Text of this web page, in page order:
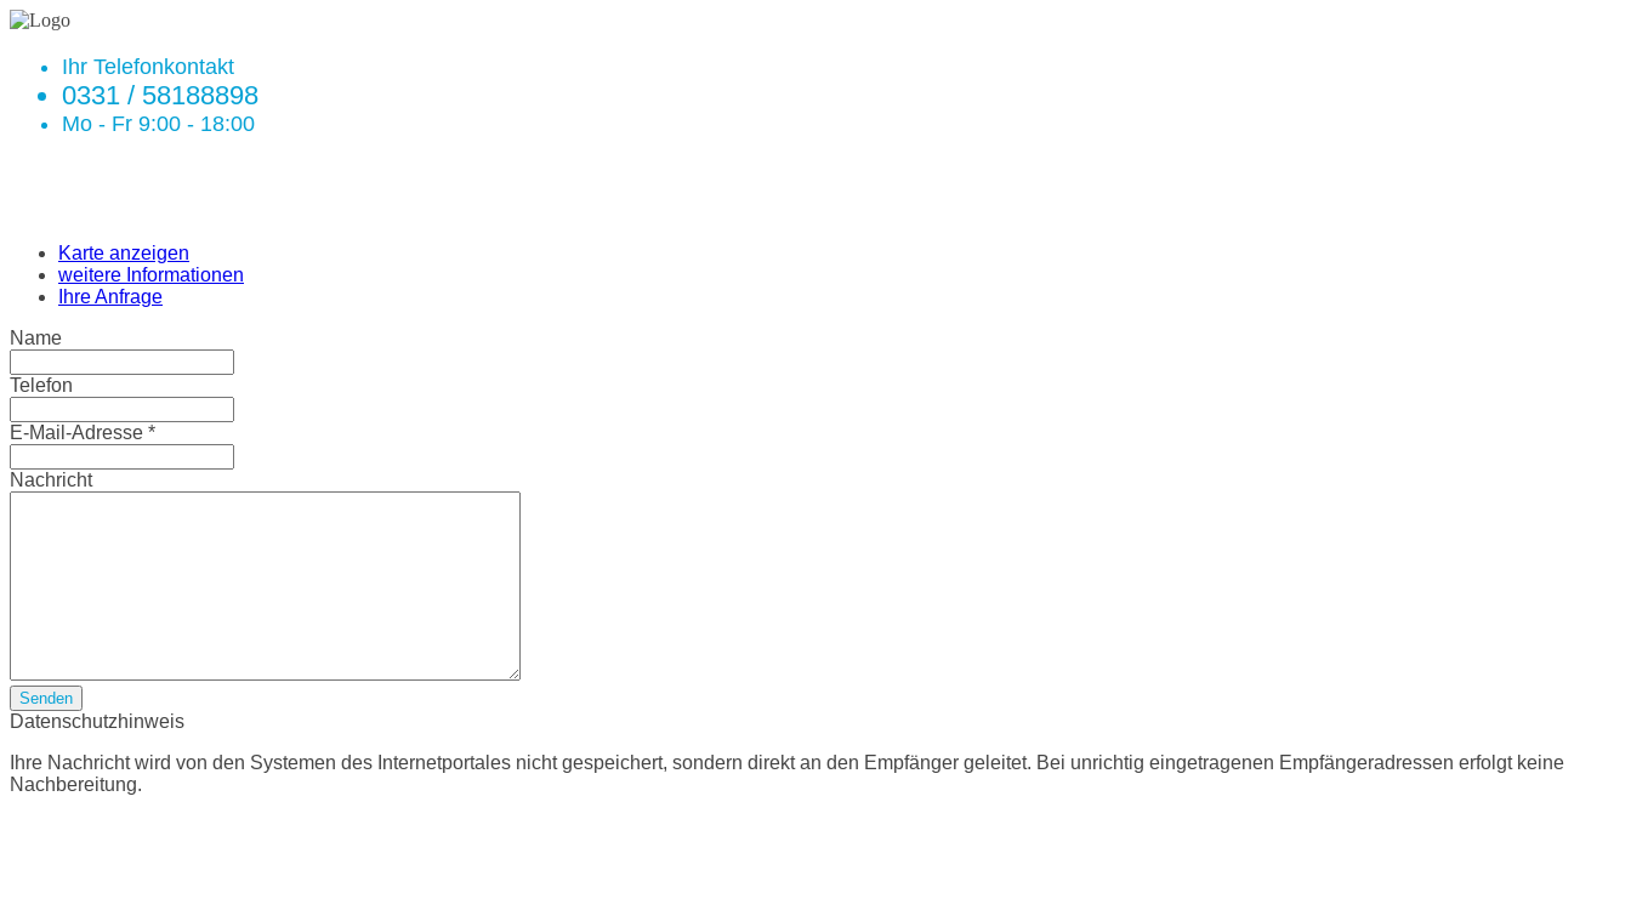
Ihr Telefonkontakt
0331 / 58188898
Mo - Fr 9:00 - 18:00
Karte anzeigen
weitere Informationen
Ihre Anfrage
Name
Telefon
E-Mail-Adresse *
Nachricht
Senden
Datenschutzhinweis
Ihre Nachricht wird von den Systemen des Internetportales nicht gespeichert, sondern direkt an den Empfänger geleitet. Bei unrichtig eingetragenen Empfängeradressen erfolgt keine
Nachbereitung.